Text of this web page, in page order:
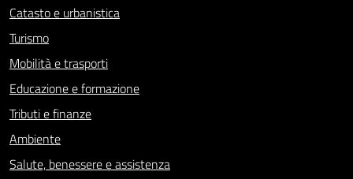
Catasto e urbanistica
Turismo
Mobilità e trasporti
Educazione e formazione
Tributi e finanze
Ambiente
Salute, benessere e assistenza